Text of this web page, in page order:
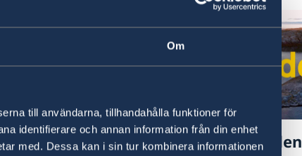
Om
till användarna, tillhandahålla funktioner för
identifierare och annan information från din enhet
med. Dessa kan i sin tur kombinera informationen
Willkommen in Schweden